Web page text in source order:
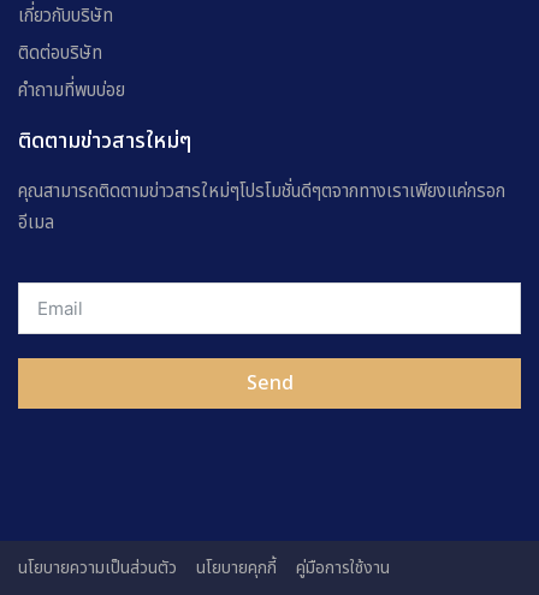
เกี่ยวกับบริษัท
ติดต่อบริษัท
คำถามที่พบบ่อย
ติดตามข่าวสารใหม่ๆ
คุณสามารถติดตามข่าวสารใหม่ๆโปรโมชั่นดีๆตจากทางเราเพียงแค่กรอก
อีเมล
Send
นโยบายความเป็นส่วนตัว นโยบายคุกกี้ คู่มือการใช้งาน